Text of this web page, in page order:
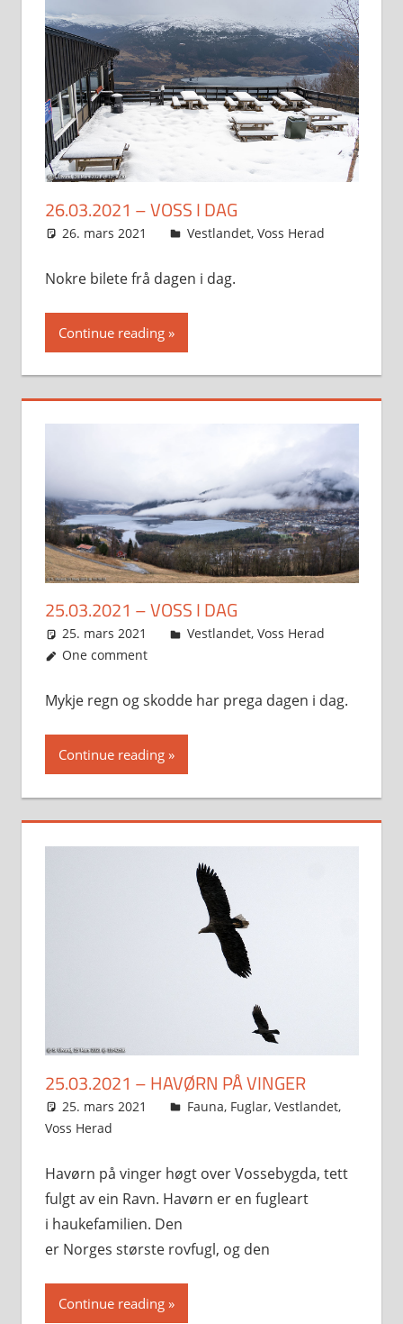
26.03.2021 – VOSS I DAG
26. mars 2021 Svein
Vestlandet, Voss Herad
Nokre bilete frå dagen i dag.
Continue reading
25.03.2021 – VOSS I DAG
25. mars 2021 Svein
Vestlandet, Voss Herad
One comment
Mykje regn og skodde har prega dagen i dag.
Continue reading
25.03.2021 – HAVØRN PÅ VINGER
25. mars 2021 Svein
Fauna, Fuglar, Vestlandet,
Voss Herad
Havørn på vinger høgt over Vossebygda, tett
fulgt av ein Ravn. Havørn er en fugleart
i haukefamilien. Den
er Norges største rovfugl, og den
Continue reading